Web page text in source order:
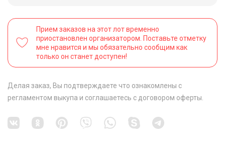
Прием заказов на этот лот временно
приостановлен организатором. Поставьте отметку
мне нравится и мы обязательно сообщим как
только он станет доступен!
Делая заказ, Вы подтверждаете что ознакомлены с
регламентом выкупа и соглашаетесь с договором оферты